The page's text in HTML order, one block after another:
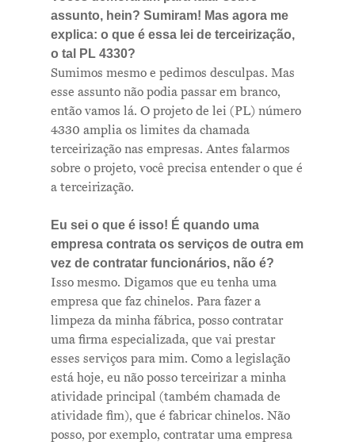
assunto, hein? Sumiram! Mas agora me
explica: o que é essa lei de terceirização,
o tal PL 4330?
Sumimos mesmo e pedimos desculpas. Mas
esse assunto não podia passar em branco,
então vamos lá. O projeto de lei (PL) número
4330 amplia os limites da chamada
terceirização nas empresas. Antes falarmos
sobre o projeto, você precisa entender o que é
a terceirização.
Eu sei o que é isso! É quando uma
empresa contrata os serviços de outra em
vez de contratar funcionários, não é?
Isso mesmo. Digamos que eu tenha uma
empresa que faz chinelos. Para fazer a
limpeza da minha fábrica, posso contratar
uma firma especializada, que vai prestar
esses serviços para mim. Como a legislação
está hoje, eu não posso terceirizar a minha
atividade principal (também chamada de
atividade fim), que é fabricar chinelos. Não
posso, por exemplo, contratar uma empresa